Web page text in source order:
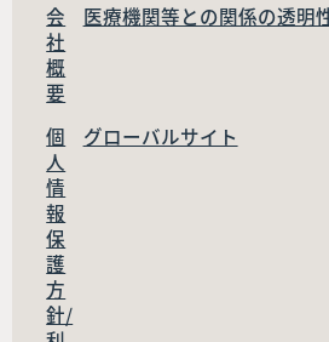
会
社
概
要
医療機関等との関係の透明
個
人
情
報
保
護
方
針/
グローバルサイト